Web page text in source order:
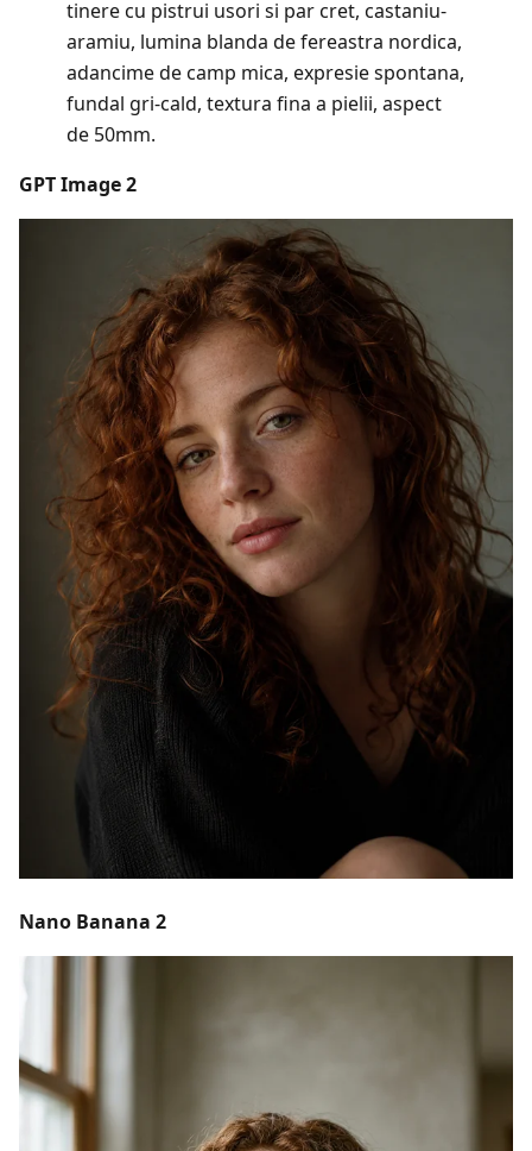
tinere cu pistrui usori si par cret, castaniu-
aramiu, lumina blanda de fereastra nordica,
adancime de camp mica, expresie spontana,
fundal gri-cald, textura fina a pielii, aspect
de 50mm.
GPT Image 2
Nano Banana 2